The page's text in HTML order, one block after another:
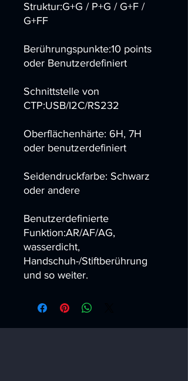
Struktur:G+G / P+G / G+F /
G+FF
Berührungspunkte:10 points
oder Benutzerdefiniert
Schnittstelle von
CTP:USB/I2C/RS232
Oberflächenhärte: 6H, 7H
oder benutzerdefiniert
Seidendruckfarbe: Schwarz
oder andere
Benutzerdefinierte
Funktion:AR/AF/AG,
wasserdicht,
Handschuh-/Stiftberührung
und so weiter.